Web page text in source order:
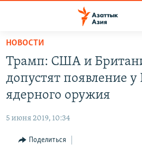
Вернуться
основному
содержанию
Вернутся
главной
Вернутся
ТАДЖИКИСТАН
НОВОСТИ
ВОЙНА В УКРАИНЕ
КЫРГЫЗЧА
НОВОСТИ
Трамп: США и
допустят появление
ядерного оружия
5 июня 2019, 10:34
Поделиться